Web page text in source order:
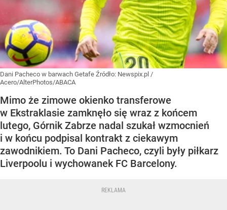
Dani Pacheco w barwach Getafe Źródło: Newspix.pl /
Acero/AlterPhotos/ABACA
Mimo że zimowe okienko transferowe
w Ekstraklasie zamknęło się wraz z końcem
lutego, Górnik Zabrze nadal szukał wzmocnień
i w końcu podpisal kontrakt z ciekawym
zawodnikiem. To Dani Pacheco, czyli były piłkarz
Liverpoolu i wychowanek FC Barcelony.